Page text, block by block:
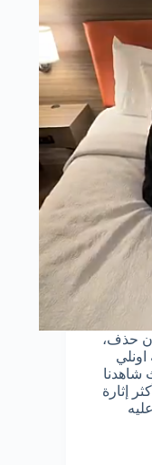
+18 كامل بدون حذف،
شاهدنا
إثارة